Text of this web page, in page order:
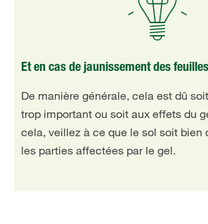
Et en cas de jaunissement des
De manière générale, cela est dû
trop important ou soit aux effets du
cela, veillez à ce que le sol soit bien
les parties affectées par le gel.